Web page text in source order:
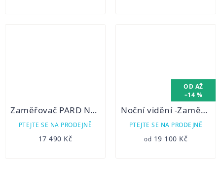
Zaměřovač PARD NV008P verze 2020 (systém den/noc).
PTEJTE SE NA PRODEJNĚ
17 490 Kč
OD AŽ
–14 %
Noční vidění -Zaměřovač PARD DS35 940nm LRF verze s dálkoměrem! (systém den/noc)
PTEJTE SE NA PRODEJNĚ
od 19 100 Kč